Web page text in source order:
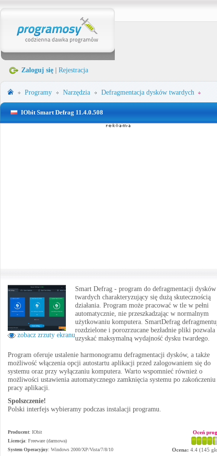
Zaloguj się Rejestracja
Programy Narzędzia Defragmentacja dysków twardych
IObit Smart Defrag 11.4.0.508
zobacz zrzuty ekranu
Smart Defrag - program do defragmentacji dysków
twardych charakteryzujący się dużą skutecznością
działania. Program może pracować w tle w pełni
automatycznie, nie przeszkadzając w normalnym
użytkowaniu komputera. SmartDefrag
rozdzielone i porozrzucane bezładnie pliki pozwala
uzyskać maksymalną wydajność dysku twardego.
Program oferuje ustalenie harmonogramu defragmentacji dysków, a także
możliwość włączenia opcji autostartu aplikacji przed zalogowaniem się do
systemu oraz przy wyłączaniu komputera. Warto wspomnieć również o
możliwości ustawienia automatycznego zamknięcia systemu po zakończeniu
pracy aplikacji.
Spolszczenie!
Polski interfejs wybieramy podczas instalacji programu.
Producent: IObit
Licencja: Freeware (darmowa)
System Operacyjny: Windows 2000/XP/Vista/7/8/10
Oceń
Ocena: 4.4 (145